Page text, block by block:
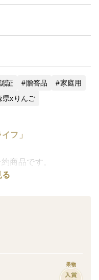
証 贈答品
家庭用
県xりんご
フ」
商品です。
収穫を迎える「未希ラ
る
果物